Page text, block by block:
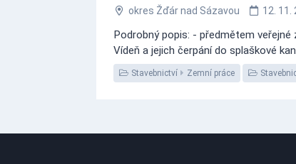
okres Žďár nad Sázavou 12. 11.
Podrobný popis: - předmětem
Vídeň a jejich čerpání do splaškové
Stavebnictví Zemní práce